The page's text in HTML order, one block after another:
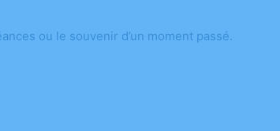
ou le souvenir d’un moment passé.